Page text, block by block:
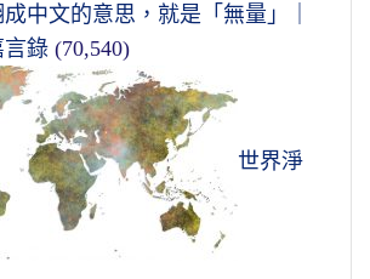
成中文的意思，就是「無量」｜
言錄 (70,540)
世界淨